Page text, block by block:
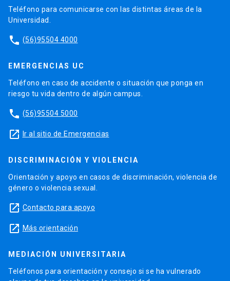
Teléfono para comunicarse con las distintas áreas de la
Universidad.
phone (56)95504 4000
EMERGENCIAS UC
Teléfono en caso de accidente o situación que ponga en
riesgo tu vida dentro de algún campus.
phone (56)95504 5000
launch Ir al sitio de Emergencias
DISCRIMINACIÓN Y VIOLENCIA
Orientación y apoyo en casos de discriminación, violencia de
género o violencia sexual.
launch Contacto para apoyo
launch Más orientación
MEDIACIÓN UNIVERSITARIA
Teléfonos para orientación y consejo si se ha vulnerado